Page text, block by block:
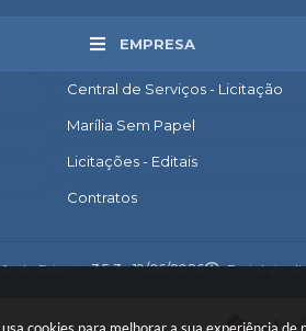
EMPRESA
Central de Serviços - Licitação
Marília Sem Papel
Licitações - Editais
Contratos
Diário Oficial
do Sistema:3.5.3 - 19/06/2026 Portal